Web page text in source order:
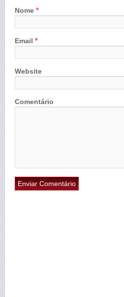
Nome *
Email *
Website
Comentário